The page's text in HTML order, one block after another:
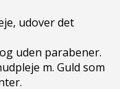
udover det
uden parabener.
m. Guld som